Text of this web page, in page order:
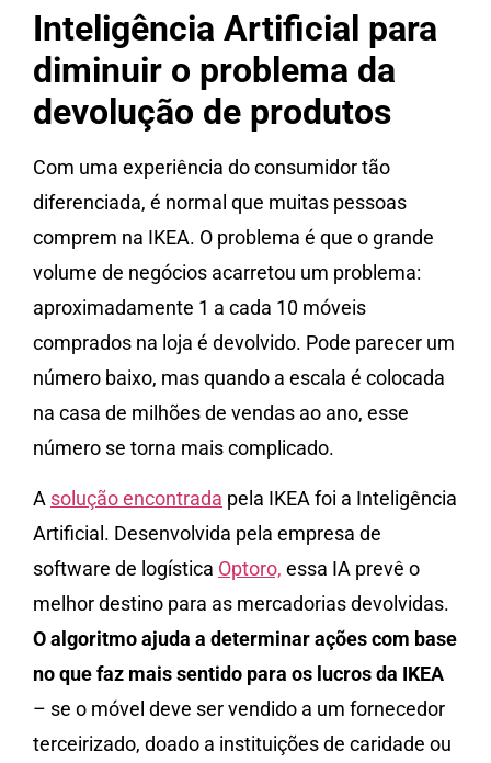
Inteligência Artificial para
diminuir o problema da
devolução de produtos
Com uma experiência do consumidor tão
diferenciada, é normal que muitas pessoas
comprem na IKEA. O problema é que o grande
volume de negócios acarretou um problema:
aproximadamente 1 a cada 10 móveis
comprados na loja é devolvido. Pode parecer um
número baixo, mas quando a escala é colocada
na casa de milhões de vendas ao ano, esse
número se torna mais complicado.
A solução encontrada pela IKEA foi a Inteligência
Artificial. Desenvolvida pela empresa de
software de logística Optoro, essa IA prevê o
melhor destino para as mercadorias devolvidas.
O algoritmo ajuda a determinar ações com base
no que faz mais sentido para os lucros da IKEA
– se o móvel deve ser vendido a um fornecedor
terceirizado, doado a instituições de caridade ou